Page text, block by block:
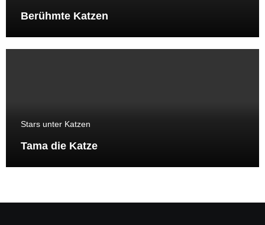
Berühmte Katzen
Stars unter Katzen
Tama die Katze